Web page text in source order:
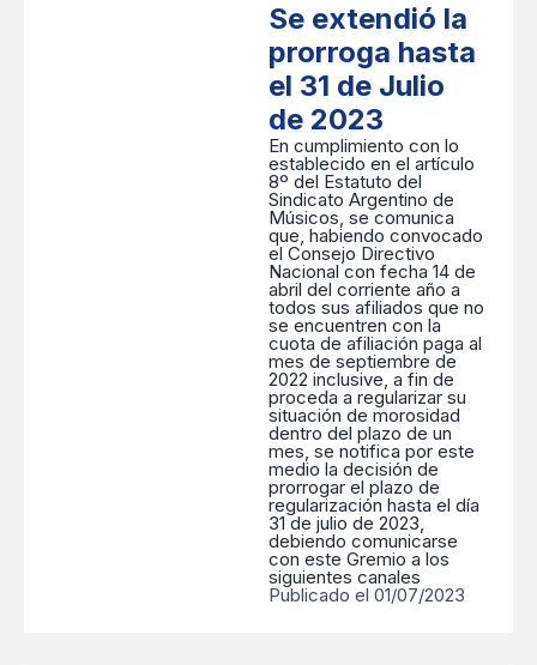
Se extendió la
prorroga hasta
el 31 de Julio
de 2023
En cumplimiento con lo
establecido en el artículo
8º del Estatuto del
Sindicato Argentino de
Músicos, se comunica
que, habiendo convocado
el Consejo Directivo
Nacional con fecha 14 de
abril del corriente año a
todos sus afiliados que no
se encuentren con la
cuota de afiliación paga al
mes de septiembre de
2022 inclusive, a fin de
proceda a regularizar su
situación de morosidad
dentro del plazo de un
mes, se notifica por este
medio la decisión de
prorrogar el plazo de
regularización hasta el día
31 de julio de 2023,
debiendo comunicarse
con este Gremio a los
siguientes canales
Publicado el 01/07/2023